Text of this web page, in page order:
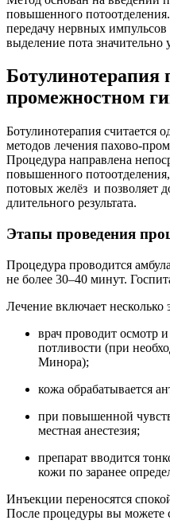
повышенного
передачу нервных
выделение пота значительно
Ботулинотерапия
промежностном
Ботулинотерапия считается
методов лечения пахово-
Процедура направлена
повышенного
потовых желёз и позволяет
длительного результата.
Этапы проведения
Процедура проводится
не более 30–40 минут.
Лечение включает несколько
врач проводит осмотр
потливости (при
Минора);
кожа обрабатывается
при повышенной
местная анестезия;
препарат вводится
кожи по заранее
Инъекции переносятся
После процедуры вы можете